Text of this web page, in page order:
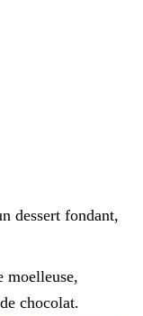
dessert fondant,
moelleuse,
chocolat.